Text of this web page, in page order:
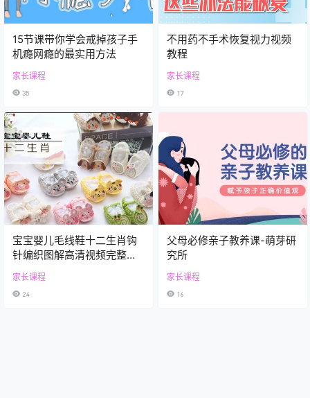
15节课带你学会戒掉孩子手
机瘾网瘾的最实用方法
家长课程
35
不用药不手术恢复视力视频
教程
家长课程
17
宝宝婴儿毛线鞋十二生肖钩
针编织图解高清视频完整教
家长课程
24
父母必修亲子教养课-萌芽研
究所
家长课程
16